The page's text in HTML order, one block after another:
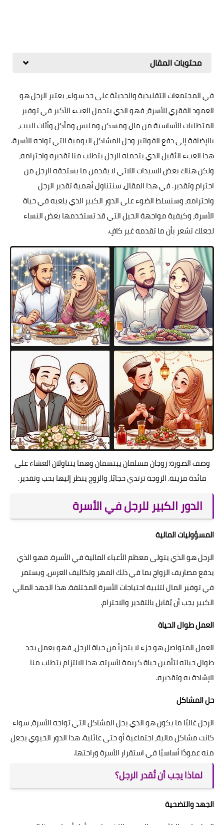
محتويات المقال
في المجتمعات التقليدية والحديثة على حد سواء، يعتبر الرجل هو
العمود الفقري للأسرة، فهو الذي يتحمل العبء الأكبر في توفير
المتطلبات الأساسية من مال ومسكن وملبس ومأكل وأثاث البيت،
بالإضافة إلى دفع الفواتير وحل المشاكل اليومية التي تواجه الأسرة.
هذا العبء الثقيل الذي يتحمله الرجل يتطلب منا تقديره واحترامه،
ولكن هناك بعض السيدات اللاتي لا يقدمن ما يستحقه الرجل من
احترام وتقدير. في هذا المقال، سنتناول أهمية تقدير الرجل
واحترامه، وسنسلط الضوء على الدور الكبير الذي يلعبه في حياة
الأسرة، وكيفية مواجهة الحيل التي قد تستخدمها بعض النساء
لجعلك تشعر بأن ما تقدمه غير كافٍ.
وصف الصورة: زوجان مسلمان يبتسمان وهما يتناولان العشاء على
مائدة مزينة. الزوجة ترتدي حجابًا، والزوج ينظر إليها بحب وتقدير.
الدور الكبير للرجل في الأسرة
المسؤوليات المالية
الرجل هو الذي يتولى معظم الأعباء المالية في الأسرة. فهو الذي
يدفع مصاريف الزواج بما في ذلك المهر وتكاليف العرس، ويستمر
في توفير المال لتلبية احتياجات الأسرة المختلفة. هذا الجهد المالي
الكبير يجب أن يُقابل بالتقدير والاحترام.
العمل طوال الحياة
العمل المتواصل هو جزء لا يتجزأ من حياة الرجل، فهو يعمل بجد
طوال حياته لتأمين حياة كريمة لأسرته. هذا الالتزام يتطلب منا
الإشادة به وتقديره.
حل المشاكل
الرجل غالبًا ما يكون هو الذي يحل المشاكل التي تواجه الأسرة، سواء
كانت مشاكل مالية، اجتماعية أو حتى عائلية. هذا الدور الحيوي يجعل
منه عمودًا أساسيًا في استقرار الأسرة وراحتها.
لماذا يجب أن تُقدر الرجل؟
الجهد والتضحية